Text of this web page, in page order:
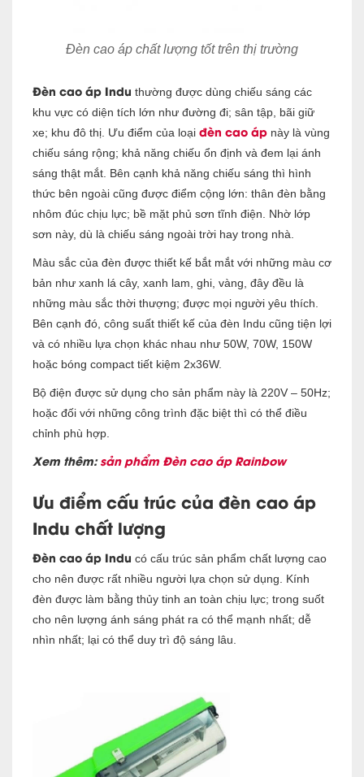
Đèn cao áp chất lượng tốt trên thị trường
Đèn cao áp Indu thường được dùng chiếu sáng các
khu vực có diện tích lớn như đường đi; sân tập, bãi giữ
xe; khu đô thị. Ưu điểm của loại đèn cao áp này là vùng
chiếu sáng rộng; khả năng chiếu ổn định và đem lại ánh
sáng thật mắt. Bên cạnh khả năng chiếu sáng thì hình
thức bên ngoài cũng được điểm cộng lớn: thân đèn bằng
nhôm đúc chịu lực; bề mặt phủ sơn tĩnh điện. Nhờ lớp
sơn này, dù là chiếu sáng ngoài trời hay trong nhà.
Màu sắc của đèn được thiết kế bắt mắt với những màu cơ
bản như xanh lá cây, xanh lam, ghi, vàng, đây đều là
những màu sắc thời thượng; được mọi người yêu thích.
Bên cạnh đó, công suất thiết kế của đèn Indu cũng tiện lợi
và có nhiều lựa chọn khác nhau như 50W, 70W, 150W
hoặc bóng compact tiết kiệm 2x36W.
Bộ điện được sử dụng cho sản phẩm này là 220V – 50Hz;
hoặc đối với những công trình đặc biệt thì có thể điều
chỉnh phù hợp.
Xem thêm:sản phẩm Đèn cao áp Rainbow
Ưu điểm cấu trúc của đèn cao áp
Indu chất lượng
Đèn cao áp Indu có cấu trúc sản phẩm chất lượng cao
cho nên được rất nhiều người lựa chọn sử dụng. Kính
đèn được làm bằng thủy tinh an toàn chịu lực; trong suốt
cho nên lượng ánh sáng phát ra có thể mạnh nhất; dễ
nhìn nhất; lại có thể duy trì độ sáng lâu.